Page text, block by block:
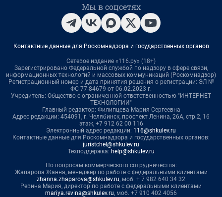
Мы в соцсетях
Контактные данные для Роскомнадзора и государственных органов
Сетевое издание «116.ру» (18+)
Зарегистрировано Федеральной службой по надзору в сфере связи,
информационных технологий и массовых коммуникаций (Роскомнадзор)
Регистрационный номер и дата принятия решения о регистрации: ЭЛ №
ФС 77-84679 от 06.02.2023 г.
Учредитель: Общество с ограниченной ответственностью "ИНТЕРНЕТ
ТЕХНОЛОГИИ"
Главный редактор: Филипцева Мария Сергеевна
Адрес редакции: 454091, г. Челябинск, проспект Ленина, 26А, стр.2, 16
этаж, +7 912 62 00 116
Электронный адрес редакции: 116@shkulev.ru
Контактные данные для Роскомнадзора и государственных органов:
juristchel@shkulev.ru
Техподдержка: help@shkulev.ru
По вопросам коммерческого сотрудничества:
Жапарова Жанна, менеджер по работе с федеральными клиентами
zhanna.zhaparova@shkulev.ru, моб. + 7 982 640 34 32
Ревина Мария, директор по работе с федеральными клиентами
mariya.revina@shkulev.ru, моб. +7 910 402 4056